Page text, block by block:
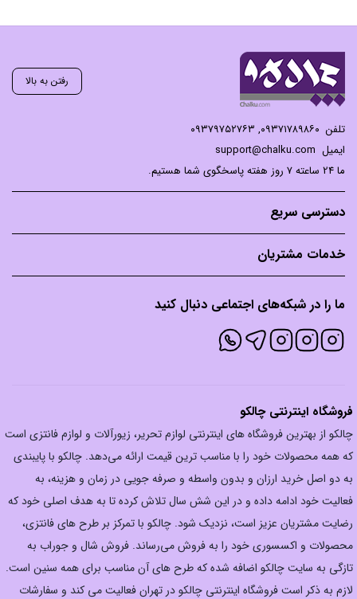
رفتن به بالا
تلفن ۰۹۳۷۱۷۸۹۸۶۰, ۰۹۳۷۹۷۵۲۷۶۳
ایمیل support@chalku.com
ما 24 ساعته 7 روز هفته پاسخگوی شما هستیم.
دسترسی سریع
خدمات مشتریان
ما را در شبکه‌های اجتماعی دنبال کنید
فروشگاه اینترنتی چالکو
چالکو از بهترین فروشگاه های اینترنتی لوازم تحریر، زیورآلات و لوازم فانتزی است
که همه محصولات خود را با مناسب ترین قیمت ارائه می‌دهد. چالکو با پایبندی
به دو اصل خرید ارزان‌ و بدون واسطه و صرفه جویی در زمان و هزینه، به
فعالیت خود ادامه داده و در این شش سال تلاش کرده تا به هدف اصلی خود که
رضایت مشتریان عزیز است، نزدیک شود. چالکو با تمرکز بر طرح های فانتزی،
محصولات و اکسسوری خود را به فروش می‌رساند. فروش شال و جوراب به
تازگی به سایت چالکو اضافه شده که طرح های آن مناسب برای همه سنین است.
لازم به ذکر است فروشگاه اینترنتی چالکو در تهران فعالیت می کند و سفارشات